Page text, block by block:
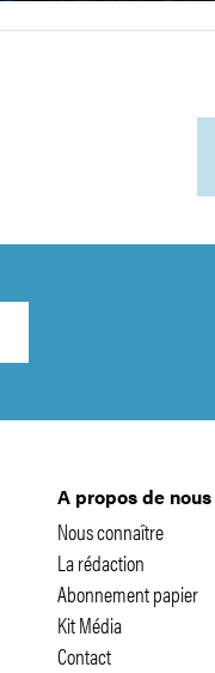
A propos de nous
Nous connaître
La rédaction
Abonnement papier
Kit Média
Contact